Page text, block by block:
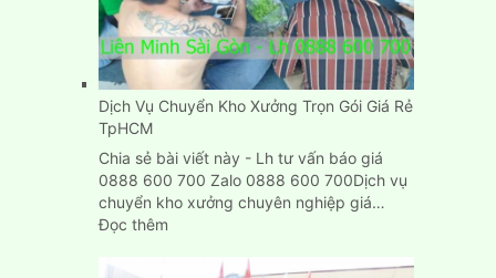
Dịch Vụ Chuyển Kho Xưởng Trọn Gói Giá Rẻ
TpHCM
Chia sẻ bài viết này - Lh tư vấn báo giá
0888 600 700 Zalo 0888 600 700Dịch vụ
chuyển kho xưởng chuyên nghiệp giá…
Đọc thêm: